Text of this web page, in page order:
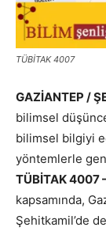
TÜBİTAK 4007
GAZİANTEP /
bilimsel
bilimsel bilgiyi
yöntemlerle
TÜBİTAK 4007
kapsamında,
Şehitkamil’de